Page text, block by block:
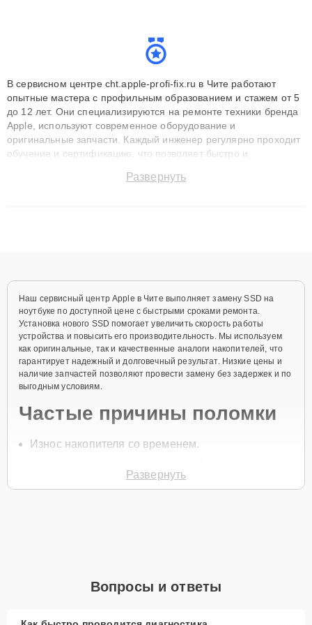
В сервисном центре cht.apple-profi-fix.ru в Чите работают
опытные мастера с профильным образованием и стажем от 5
до 12 лет. Они специализируются на ремонте техники бренда
Apple, используют современное оборудование и
оригинальные запчасти. Каждый инженер регулярно проходит
обучение и сертификацию, что позволяет быстро и
сохранением гарантии до 3 лет. Наши мастера решают
Развернуть
Наш сервисный центр Apple в Чите выполняет замену SSD на
ноутбуке по доступной цене с быстрыми сроками ремонта.
Установка нового SSD помогает увеличить скорость работы
устройства и повысить его производительность. Мы используем
как оригинальные, так и качественные аналоги накопителей, что
гарантирует надежный и долговечный результат. Низкие цены и
наличие запчастей позволяют провести замену без задержек и по
выгодным условиям.
Частые причины поломки
Износ накопителя со временем.
Установка нового накопителя обеспечит надежную работу
ноутбука и значительно повысит его производительность.
Развернуть
Вопросы и ответы